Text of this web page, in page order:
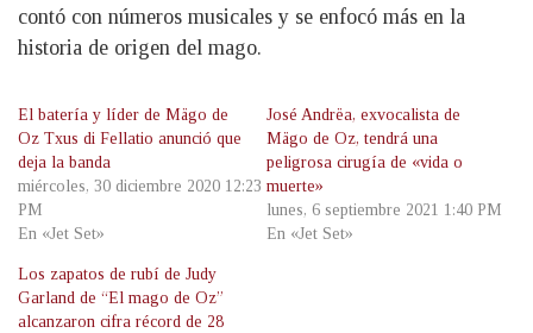
contó con números musicales y se enfocó más en la
historia de origen del mago.
El batería y líder de Mägo de
Oz Txus di Fellatio anunció que
deja la banda
miércoles, 30 diciembre 2020 12:23
PM
En «Jet Set»
José Andrëa, exvocalista de
Mägo de Oz, tendrá una
peligrosa cirugía de «vida o
muerte»
lunes, 6 septiembre 2021 1:40 PM
En «Jet Set»
Los zapatos de rubí de Judy
Garland de “El mago de Oz”
alcanzaron cifra récord de 28